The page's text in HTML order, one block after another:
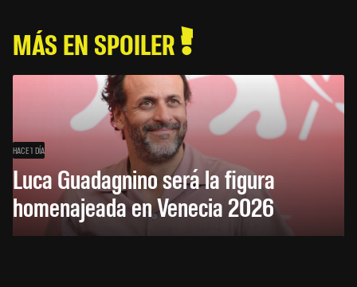
MÁS EN SPOILER
HACE 1 DÍA
Luca Guadagnino será la figura
homenajeada en Venecia 2026